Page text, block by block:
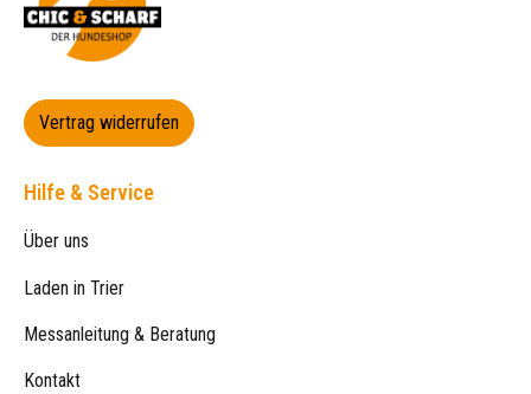
Vertrag widerrufen
Hilfe & Service
Über uns
Laden in Trier
Messanleitung & Beratung
Kontakt